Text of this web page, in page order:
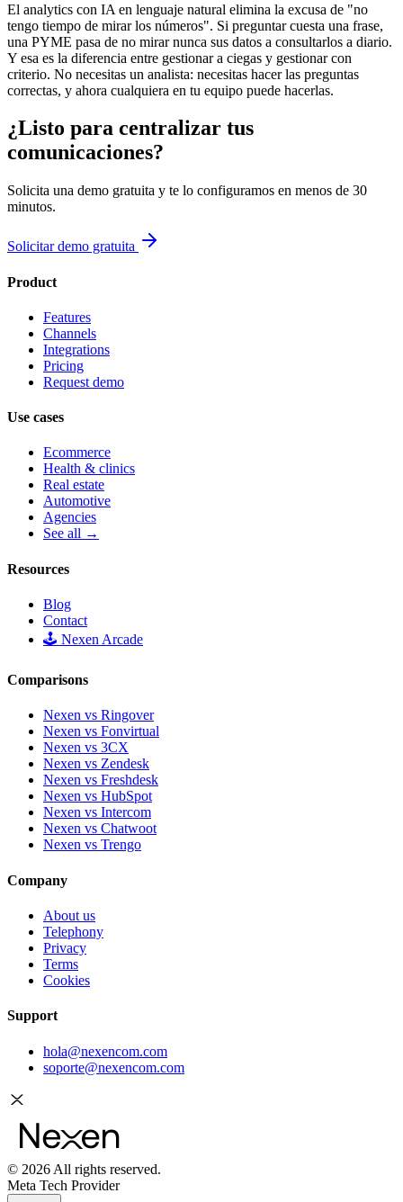
El analytics con IA en lenguaje natural elimina la excusa de "no
tengo tiempo de mirar los números". Si preguntar cuesta una frase,
una PYME pasa de no mirar nunca sus datos a consultarlos a diario.
Y esa es la diferencia entre gestionar a ciegas y gestionar con
criterio. No necesitas un analista: necesitas hacer las preguntas
correctas, y ahora cualquiera en tu equipo puede hacerlas.
¿Listo para centralizar tus
comunicaciones?
Solicita una demo gratuita y te lo configuramos en menos de 30
minutos.
Solicitar demo gratuita
Product
Features
Channels
Integrations
Pricing
Request demo
Use cases
Ecommerce
Health & clinics
Real estate
Automotive
Agencies
See all →
Resources
Blog
Contact
🕹️ Nexen Arcade
Comparisons
Nexen vs Ringover
Nexen vs Fonvirtual
Nexen vs 3CX
Nexen vs Zendesk
Nexen vs Freshdesk
Nexen vs HubSpot
Nexen vs Intercom
Nexen vs Chatwoot
Nexen vs Trengo
Company
About us
Telephony
Privacy
Terms
Cookies
Support
hola@nexencom.com
soporte@nexencom.com
© 2026 All rights reserved.
Meta Tech Provider